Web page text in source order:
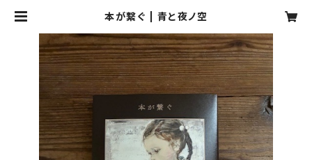
本が繋ぐ | 青と夜ノ空